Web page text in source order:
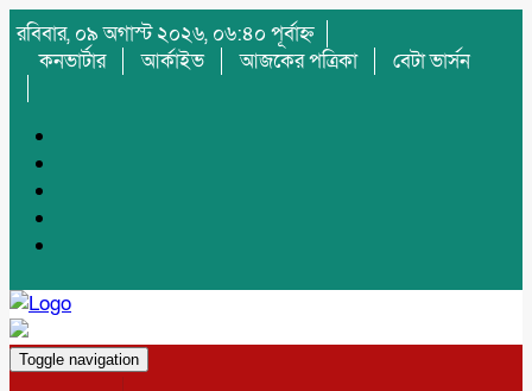
রবিবার, ০৯ অগাস্ট ২০২৬, ০৬:৪০ পূর্বাহ্ন
কনভার্টার
আর্কাইভ আজকের পত্রিকা বেটা ভার্সন
Toggle navigation